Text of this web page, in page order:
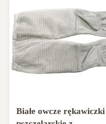
Białe owcze rękawiczki